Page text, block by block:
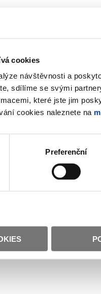
cookies
návštěvnosti a
sdílíme se svými
které jste jim
cookies naleznete na
Preferenční